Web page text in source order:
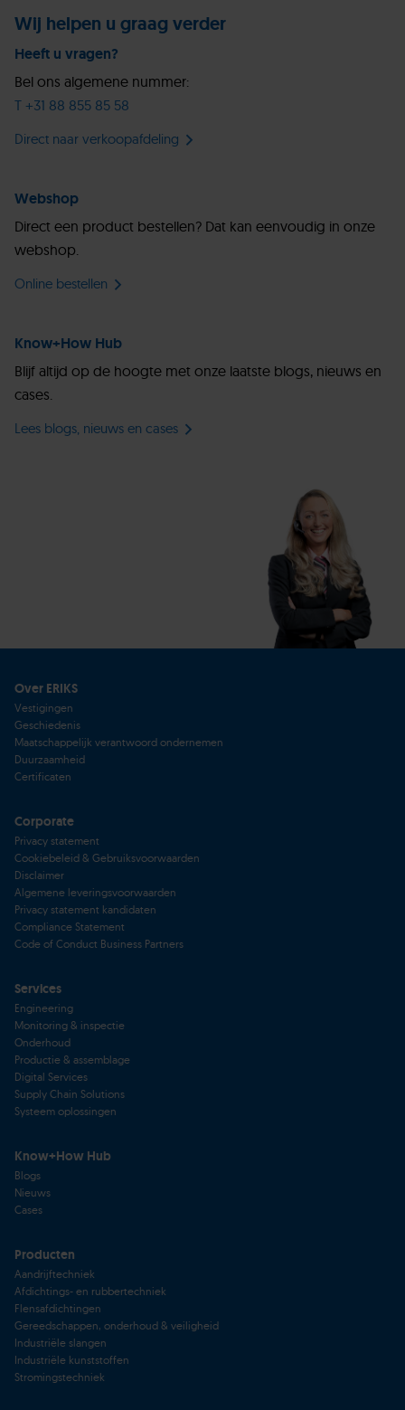
Wij helpen u graag verder
Heeft u vragen?
Bel ons algemene nummer:
T +31 88 855 85 58
Direct naar verkoopafdeling
Webshop
Direct een product bestellen? Dat kan eenvoudig in onze
webshop.
Online bestellen
Know+How Hub
Blijf altijd op de hoogte met onze laatste blogs, nieuws en
cases.
Lees blogs, nieuws en cases
Over ERIKS
Vestigingen
Geschiedenis
Maatschappelijk verantwoord ondernemen
Duurzaamheid
Certificaten
Corporate
Privacy statement
Cookiebeleid & Gebruiksvoorwaarden
Disclaimer
Algemene leveringsvoorwaarden
Privacy statement kandidaten
Compliance Statement
Code of Conduct Business Partners
Services
Engineering
Monitoring & inspectie
Onderhoud
Productie & assemblage
Digital Services
Supply Chain Solutions
Systeem oplossingen
Know+How Hub
Blogs
Nieuws
Cases
Producten
Aandrijftechniek
Afdichtings- en rubbertechniek
Flensafdichtingen
Gereedschappen, onderhoud & veiligheid
Industriële slangen
Industriële kunststoffen
Stromingstechniek